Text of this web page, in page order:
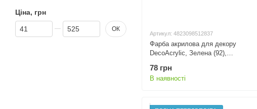
Артикул: 4823098512837
Фарба акрилова для декору
DecoAcrylic, Зелена (92),
Talent
78 грн
В наявності
Ціна, грн
Від Ціна, грн
До Ціна, грн ОК